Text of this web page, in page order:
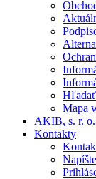
Hľadať
Mapa
AKIB, s. r. o.
Kontakty